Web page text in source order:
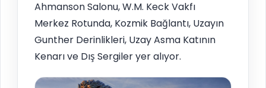
Ahmanson Salonu, W.M. Keck Vakfı
Merkez Rotunda, Kozmik Bağlantı, Uzayın
Gunther Derinlikleri, Uzay Asma Katının
Kenarı ve Dış Sergiler yer alıyor.